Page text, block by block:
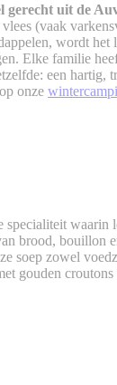
gerecht uit de
(vaak
wordt
Elke familie
een hartig,
onze
specialiteit waarin
brood, bouillon
soep zowel
gouden